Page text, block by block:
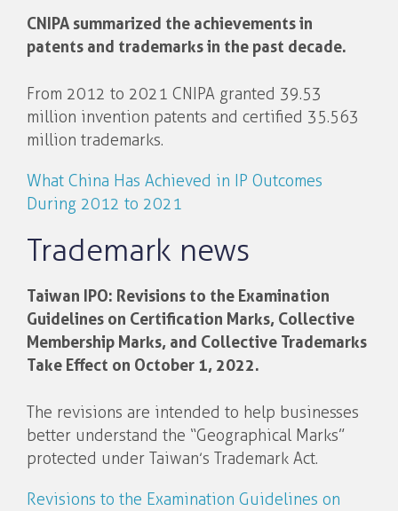
CNIPA summarized the achievements in
patents and trademarks in the past decade.
From 2012 to 2021 CNIPA granted 39.53
million invention patents and certified 35.563
million trademarks.
What China Has Achieved in IP Outcomes
During 2012 to 2021
Trademark news
Taiwan IPO: Revisions to the Examination
Guidelines on Certification Marks, Collective
Membership Marks, and Collective Trademarks
Take Effect on October 1, 2022.
The revisions are intended to help businesses
better understand the “Geographical Marks”
protected under Taiwan’s Trademark Act.
Revisions to the Examination Guidelines on